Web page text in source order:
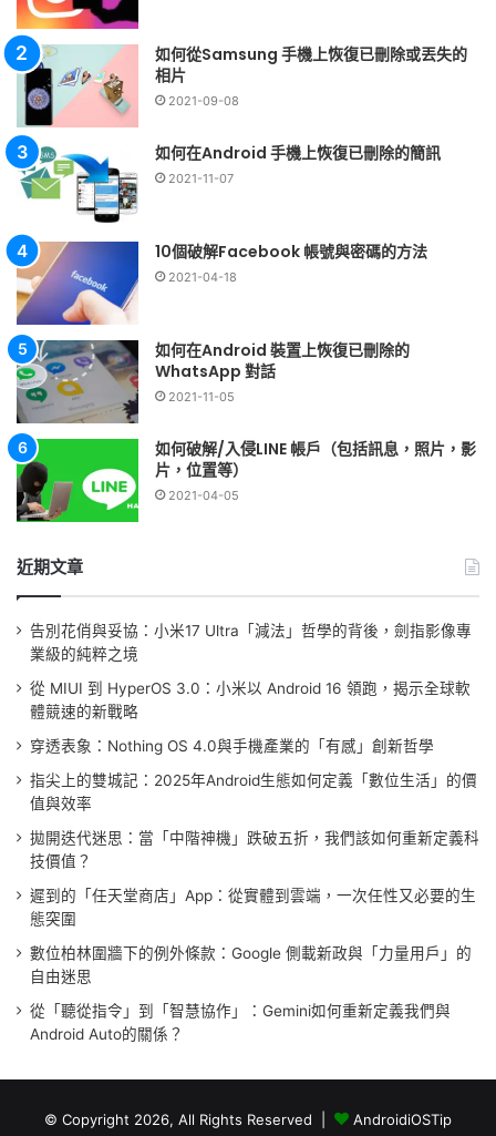
如何從Samsung 手機上恢復已刪除或丟失的
相片
2021-09-08
如何在Android 手機上恢復已刪除的簡訊
2021-11-07
10個破解Facebook 帳號與密碼的方法
2021-04-18
如何在Android 裝置上恢復已刪除的
WhatsApp 對話
2021-11-05
如何破解/入侵LINE 帳戶（包括訊息，照片，影
片，位置等）
2021-04-05
近期文章
告別花俏與妥協：小米17 Ultra「減法」哲學的背後，劍指影像專
業級的純粹之境
從 MIUI 到 HyperOS 3.0：小米以 Android 16 領跑，揭示全球軟
體競速的新戰略
穿透表象：Nothing OS 4.0與手機產業的「有感」創新哲學
指尖上的雙城記：2025年Android生態如何定義「數位生活」的價
值與效率
拋開迭代迷思：當「中階神機」跌破五折，我們該如何重新定義科
技價值？
遲到的「任天堂商店」App：從實體到雲端，一次任性又必要的生
態突圍
數位柏林圍牆下的例外條款：Google 側載新政與「力量用戶」的
自由迷思
從「聽從指令」到「智慧協作」：Gemini如何重新定義我們與
Android Auto的關係？
© Copyright 2026, All Rights Reserved | AndroidiOSTip